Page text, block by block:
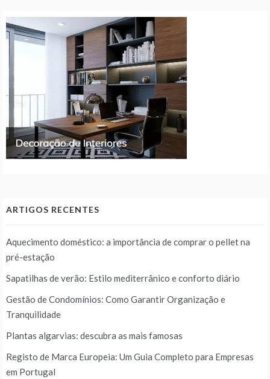
ARTIGOS RECENTES
Aquecimento doméstico: a importância de comprar o pellet na
pré-estação
Sapatilhas de verão: Estilo mediterrânico e conforto diário
Gestão de Condomínios: Como Garantir Organização e
Tranquilidade
Plantas algarvias: descubra as mais famosas
Registo de Marca Europeia: Um Guia Completo para Empresas
em Portugal